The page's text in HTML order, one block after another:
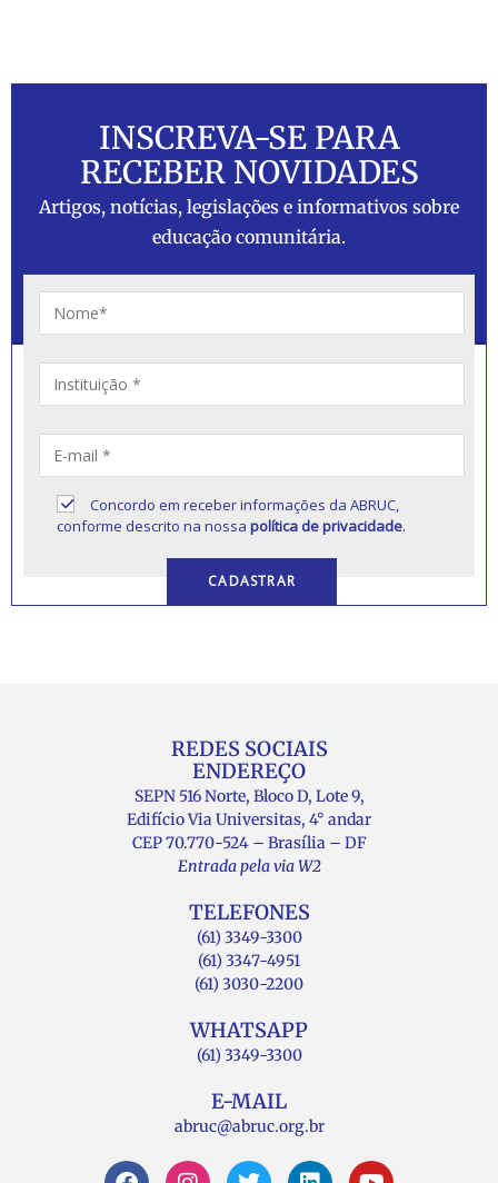
INSCREVA-SE PARA
RECEBER NOVIDADES
Artigos, notícias, legislações e informativos sobre
educação comunitária.
Concordo em receber informações da ABRUC,
conforme descrito na nossapolítica de privacidade.
REDES SOCIAIS
ENDEREÇO
SEPN 516 Norte, Bloco D, Lote 9,
Edifício Via Universitas, 4° andar
CEP 70.770-524 – Brasília – DF
Entrada pela via W2
TELEFONES
(61) 3349-3300
(61) 3347-4951
(61) 3030-2200
WHATSAPP
(61) 3349-3300
E-MAIL
abruc@abruc.org.br